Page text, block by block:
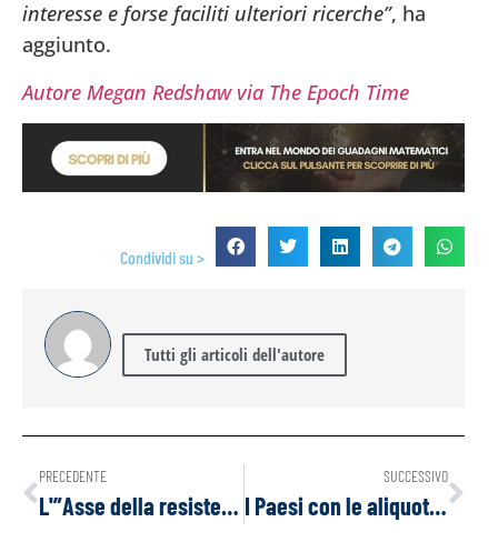
interesse e forse faciliti ulteriori ricerche”, ha
aggiunto.
Autore Megan Redshaw via The Epoch Time
Condividi su >
Tutti gli articoli dell'autore
PRECEDENTE
L'”Asse della resistenza” del Sahel
SUCCESSIVO
I Paesi con le aliquote fiscali più basse per le imprese